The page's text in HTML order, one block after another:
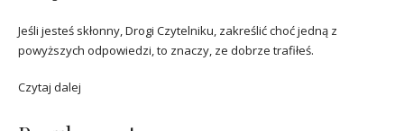
Jeśli jesteś skłonny, Drogi Czytelniku, zakreślić choć jedną z
powyższych odpowiedzi, to znaczy, ze dobrze trafiłeś.
Czytaj dalej